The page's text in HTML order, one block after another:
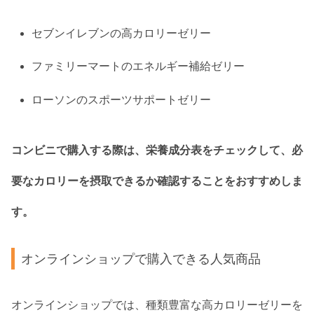
セブンイレブンの高カロリーゼリー
ファミリーマートのエネルギー補給ゼリー
ローソンのスポーツサポートゼリー
コンビニで購入する際は、栄養成分表をチェックして、必
要なカロリーを摂取できるか確認することをおすすめしま
す。
オンラインショップで購入できる人気商品
オンラインショップでは、種類豊富な高カロリーゼリーを